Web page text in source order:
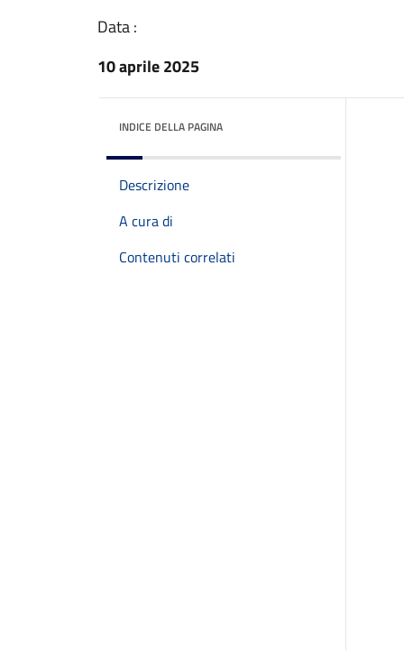
Data :
10 aprile 2025
INDICE DELLA PAGINA
Descrizione
A cura di
Contenuti correlati